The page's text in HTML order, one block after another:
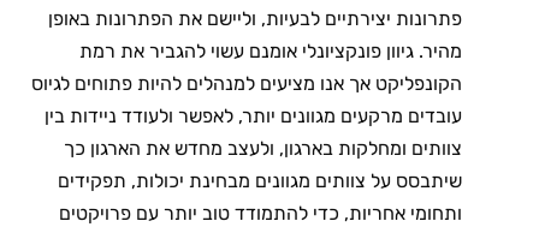
פתרונות יצירתיים לבעיות, וליישם את הפתרונות באופן
מהיר. גיוון פונקציונלי אומנם עשוי להגביר את רמת
הקונפליקט אך אנו מציעים למנהלים להיות פתוחים לגיוס
עובדים מרקעים מגוונים יותר, לאפשר ולעודד ניידות בין
צוותים ומחלקות בארגון, ולעצב מחדש את הארגון כך
שיתבסס על צוותים מגוונים מבחינת יכולות, תפקידים
ותחומי אחריות, כדי להתמודד טוב יותר עם פרויקטים